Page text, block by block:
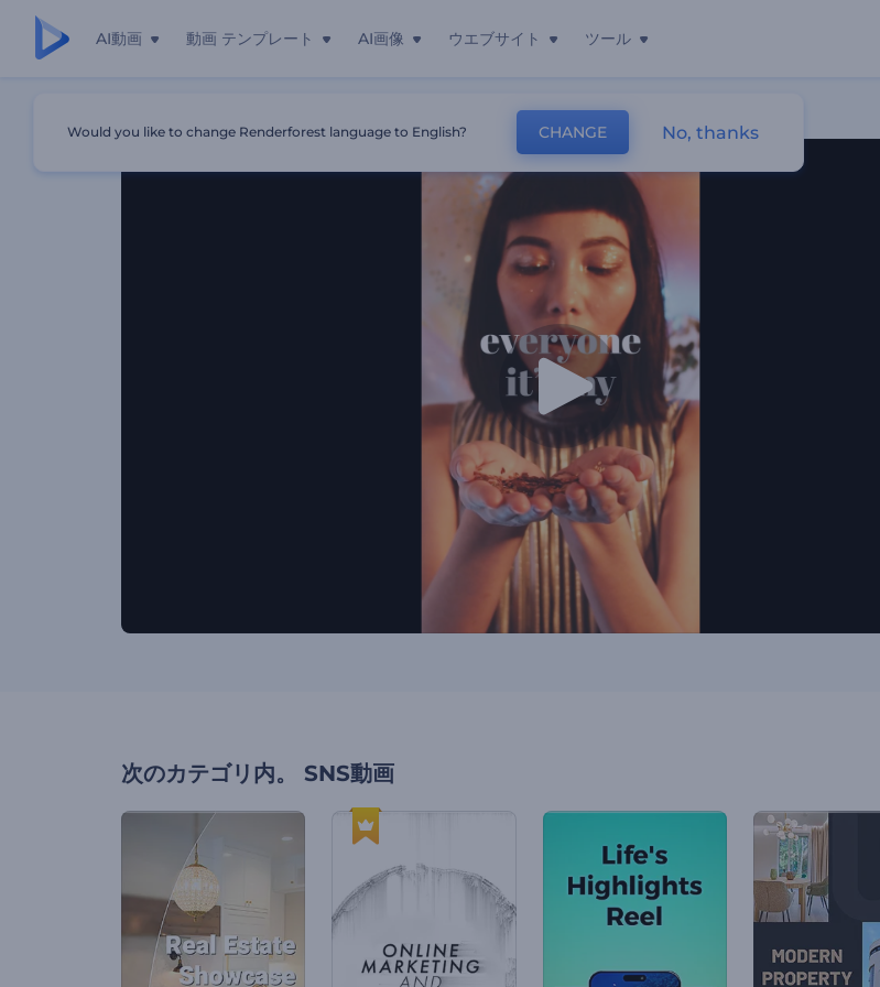
AI動画 動画 テンプレート AI画像 ウエブサイト ツール
次のカテゴリ内。 SNS動画
Would you like to change Renderforest language to English? CHANGE No, thanks